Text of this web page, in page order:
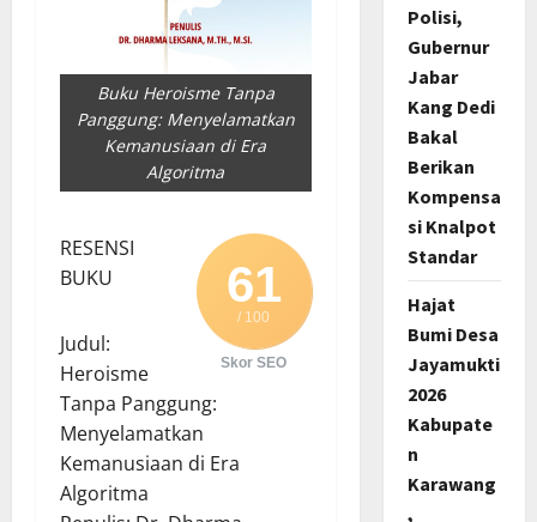
Buku Heroisme Tanpa
Panggung: Menyelamatkan
Kemanusiaan di Era
Algoritma
61
/ 100
Skor SEO
RESENSI
BUKU
Judul:
Heroisme
Tanpa Panggung:
Menyelamatkan
Kemanusiaan di Era
Algoritma
Polisi,
Gubernur
Jabar
Kang Dedi
Bakal
Berikan
Kompensa
si Knalpot
Standar
Hajat
Bumi Desa
Jayamukti
2026
Kabupate
n
Karawang
,